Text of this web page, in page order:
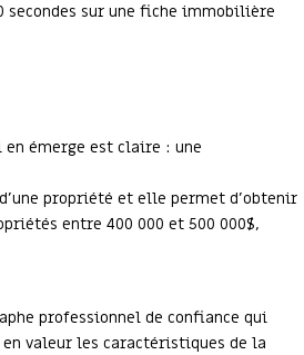
sur une fiche immobilière
émerge est claire : une
propriété et elle permet d’obtenir
entre 400 000 et 500 000$,
professionnel de confiance qui
valeur les caractéristiques de la